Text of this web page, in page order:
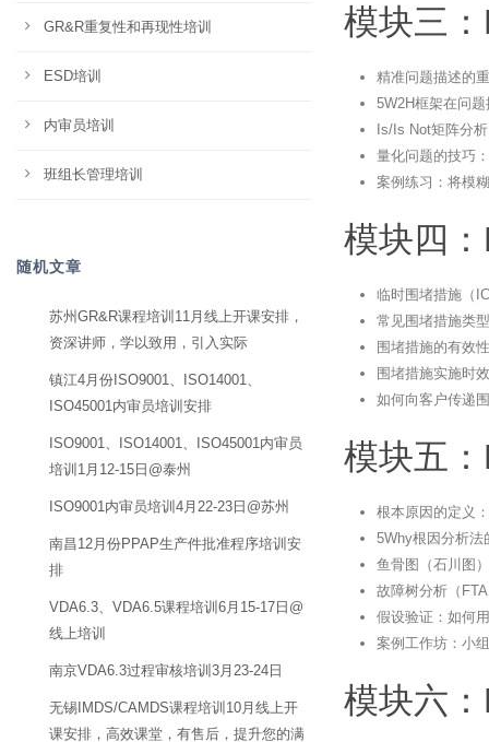
模块三
精准问题描述的
5W2H框架在问
Is/Is Not矩阵分
量化问题的技巧
案例练习：将模
模块四
临时围堵措施（
常见围堵措施类
围堵措施的有效
围堵措施实施时
如何向客户传递
模块五
根本原因的定义
5Why根因分析法
鱼骨图（石川图
故障树分析（
假设验证：如何
案例工作坊：小
模块六
GR&R重复性和再现性培训
ESD培训
内审员培训
班组长管理培训
随机文章
苏州GR&R课程培训11月线上开课安排，
资深讲师，学以致用，引入实际
镇江4月份ISO9001、ISO14001、
ISO45001内审员培训安排
ISO9001、ISO14001、ISO45001内审员
培训1月12-15日@泰州
ISO9001内审员培训4月22-23日@苏州
南昌12月份PPAP生产件批准程序培训安
排
VDA6.3、VDA6.5课程培训6月15-17日@
线上培训
南京VDA6.3过程审核培训3月23-24日
无锡IMDS/CAMDS课程培训10月线上开
课安排，高效课堂，有售后，提升您的满